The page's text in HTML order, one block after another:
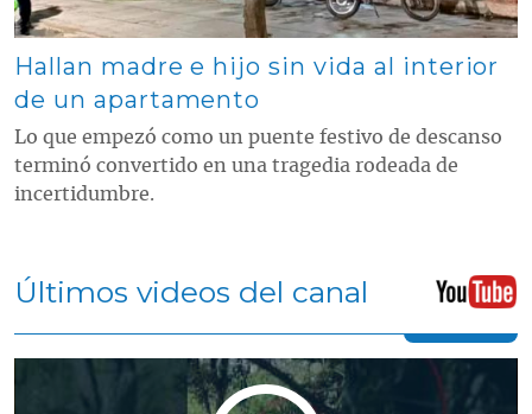
Hallan madre e hijo sin vida al interior
de un apartamento
Lo que empezó como un puente festivo de descanso
terminó convertido en una tragedia rodeada de
incertidumbre.
Últimos videos del canal